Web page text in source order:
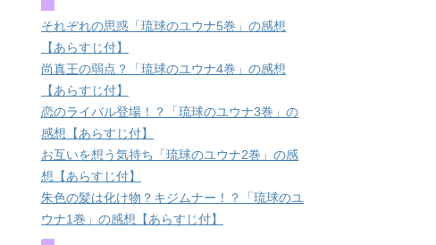
それぞれの思惑「琉球のユウナ5巻」の感想
【あらすじ付】
尚真王の弱点？「琉球のユウナ4巻」の感想
【あらすじ付】
恋のライバル登場！？「琉球のユウナ3巻」の
感想【あらすじ付】
お互いを想う気持ち「琉球のユウナ2巻」の感
想【あらすじ付】
朱色の髪は化け物？キジムナー！？「琉球のユ
ウナ1巻」の感想【あらすじ付】